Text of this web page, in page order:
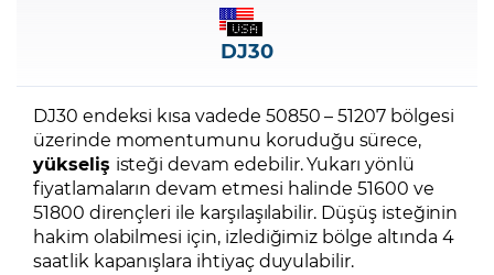
DJ30
DJ30 endeksi kısa vadede 50850 – 51207 bölgesi
üzerinde momentumunu koruduğu sürece,
yükseliş isteği devam edebilir. Yukarı yönlü
fiyatlamaların devam etmesi halinde 51600 ve
51800 dirençleri ile karşılaşılabilir. Düşüş isteğinin
hakim olabilmesi için, izlediğimiz bölge altında 4
saatlik kapanışlara ihtiyaç duyulabilir.